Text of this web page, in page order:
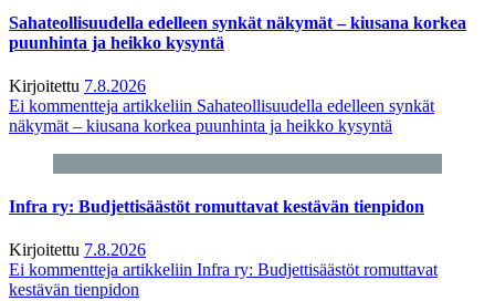
Sahateollisuudella edelleen synkät näkymät – kiusana korkea
puunhinta ja heikko kysyntä
Kirjoitettu 7.8.2026
Ei kommentteja artikkeliin Sahateollisuudella edelleen synkät
näkymät – kiusana korkea puunhinta ja heikko kysyntä
Infra ry: Budjettisäästöt romuttavat kestävän tienpidon
Kirjoitettu 7.8.2026
Ei kommentteja artikkeliin Infra ry: Budjettisäästöt romuttavat
kestävän tienpidon